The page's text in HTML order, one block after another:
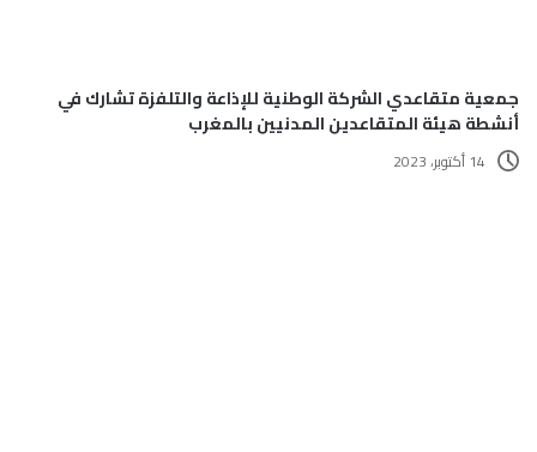
جمعية متقاعدي الشركة الوطنية للإذاعة والتلفزة تشارك في
أنشطة هيئة المتقاعدين المدنيين بالمغرب
14 أكتوبر، 2023